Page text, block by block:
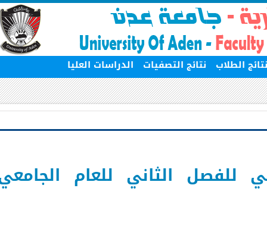
الطلاب نتائج التصفيات الدراسات العليا
للفصل الثاني للعام الجامعي